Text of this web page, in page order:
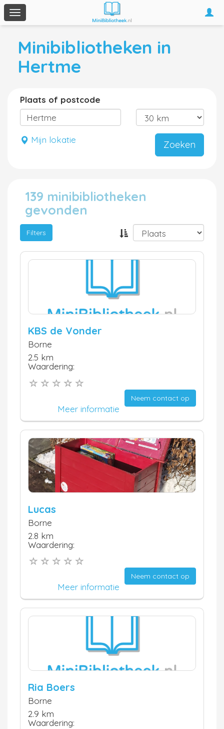
Toggle
navigation
Minibibliotheken in
Hertme
Plaats of postcode
Mijn lokatie Zoeken
139 minibibliotheken
gevonden
Filters
KBS de Vonder
Borne
2.5 km
Waardering:
Neem contact op
Meer informatie
Lucas
Borne
2.8 km
Waardering:
Neem contact op
Meer informatie
Ria Boers
Borne
2.9 km
Waardering: